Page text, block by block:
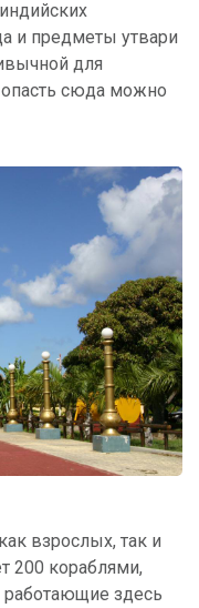
и предметы утвари
для
сюда можно
взрослых, так и
200 кораблями,
здесь